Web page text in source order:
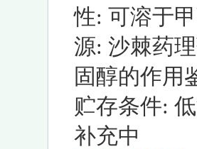
性: 可溶于
源: 沙棘药
固醇的作用
贮存条件:
补充中